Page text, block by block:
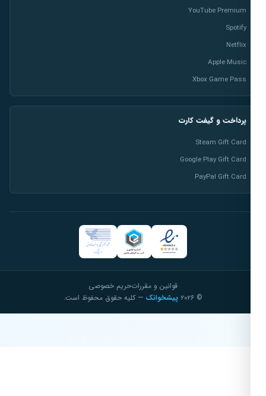
YouTube Premium
Spotify
Netflix
Apple Music
Xbox Game Pass
پرداخت و گیفت کارت
Steam Gift Card
Google Play Gift Card
PayPal Gift Card
قوانین و مقرراتحریم خصوصی
پیشخوانک— کلیه حقوق محفوظ است.